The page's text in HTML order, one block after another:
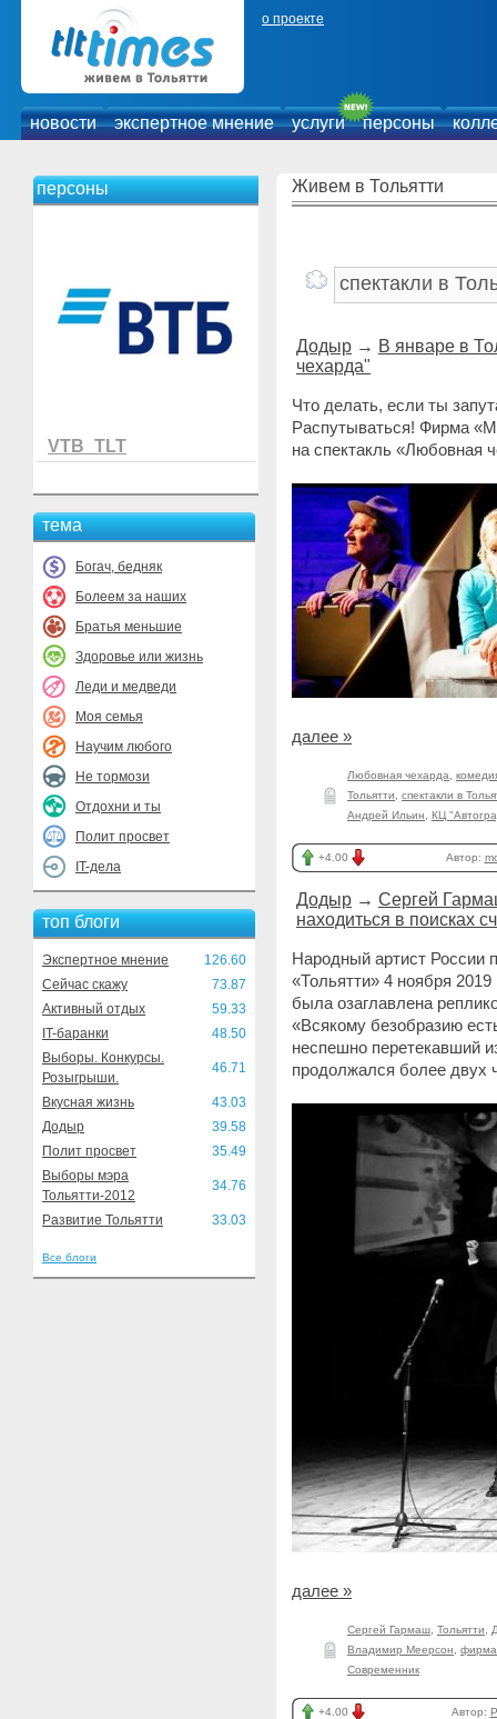
о проекте
новости экспертное мнение услуги персоны
персоны
VTB_TLT
тема
Богач, бедняк
Болеем за наших
Братья меньшие
Здоровье или жизнь
Леди и медведи
Моя семья
Научим любого
Не тормози
Отдохни и ты
Полит просвет
IT-дела
топ блоги
Экспертное мнение
126.60
Сейчас скажу
73.87
Активный отдых
59.33
IT-баранки
48.50
Выборы. Конкурсы.
Розыгрыши.
46.71
Вкусная жизнь
43.03
Додыр
39.58
Полит просвет
35.49
Выборы мэра
Тольятти-2012
34.76
Развитие Тольятти 33.03
Все блоги
Живем в Тольятти
Додыр → В январе в
чехарда"
Что делать, если ты
Распутываться! Фирма
на спектакль «Любовная
далее »
Любовная чехарда
Тольятти
спектакли в
Андрей Ильин
КЦ
+4.00 Автор:
Додыр → Сергей
находиться в поисках
Народный артист России
«Тольятти» 4 ноября
была озаглавлена
«Всякому безобразию
неспешно перетекавший
продолжался более двух
далее »
Сергей Гармаш Тольятти
Владимир Меерсон
Современник
+4.00 Автор: